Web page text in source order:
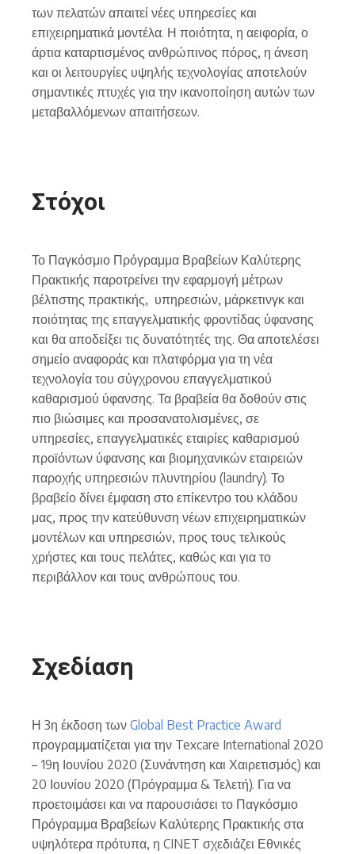
των πελατών απαιτεί νέες υπηρεσίες και
επιχειρηματικά μοντέλα. Η ποιότητα, η αειφορία, ο
άρτια καταρτισμένος ανθρώπινος πόρος, η άνεση
και οι λειτουργίες υψηλής τεχνολογίας αποτελούν
σημαντικές πτυχές για την ικανοποίηση αυτών των
μεταβαλλόμενων απαιτήσεων.
Στόχοι
Το Παγκόσμιο Πρόγραμμα Βραβείων Καλύτερης
Πρακτικής παροτρείνει την εφαρμογή μέτρων
βέλτιστης πρακτικής, υπηρεσιών, μάρκετινγκ και
ποιότητας της επαγγελματικής φροντίδας ύφανσης
και θα αποδείξει τις δυνατότητές της. Θα αποτελέσει
σημείο αναφοράς και πλατφόρμα για τη νέα
τεχνολογία του σύγχρονου επαγγελματικού
καθαρισμού ύφανσης. Τα βραβεία θα δοθούν στις
πιο βιώσιμες και προσανατολισμένες, σε
υπηρεσίες, επαγγελματικές εταιρίες καθαρισμού
προϊόντων ύφανσης και βιομηχανικών εταιρειών
παροχής υπηρεσιών πλυντηρίου (laundry). Το
βραβείο δίνει έμφαση στο επίκεντρο του κλάδου
μας, προς την κατεύθυνση νέων επιχειρηματικών
μοντέλων και υπηρεσιών, προς τους τελικούς
χρήστες και τους πελάτες, καθώς και για το
περιβάλλον και τους ανθρώπους του.
Σχεδίαση
Η 3η έκδοση των Global Best Practice Award
προγραμματίζεται για την Texcare International 2020
– 19η Ιουνίου 2020 (Συνάντηση και Χαιρετισμός) και
20 Ιουνίου 2020 (Πρόγραμμα & Τελετή). Για να
προετοιμάσει και να παρουσιάσει το Παγκόσμιο
Πρόγραμμα Βραβείων Καλύτερης Πρακτικής στα
υψηλότερα πρότυπα, η CINET σχεδιάζει Εθνικές